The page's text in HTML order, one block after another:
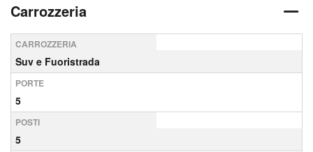
Carrozzeria
CARROZZERIA
Suv e Fuoristrada
PORTE
5
POSTI
5